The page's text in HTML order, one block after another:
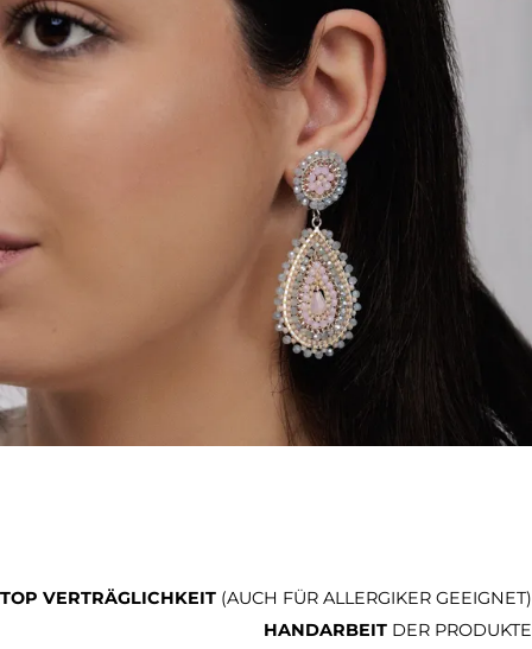
TOP VERTRÄGLICHKEIT (AUCH FÜR ALLERGIKER GEEIGNET)
HANDARBEIT DER PRODUKTE